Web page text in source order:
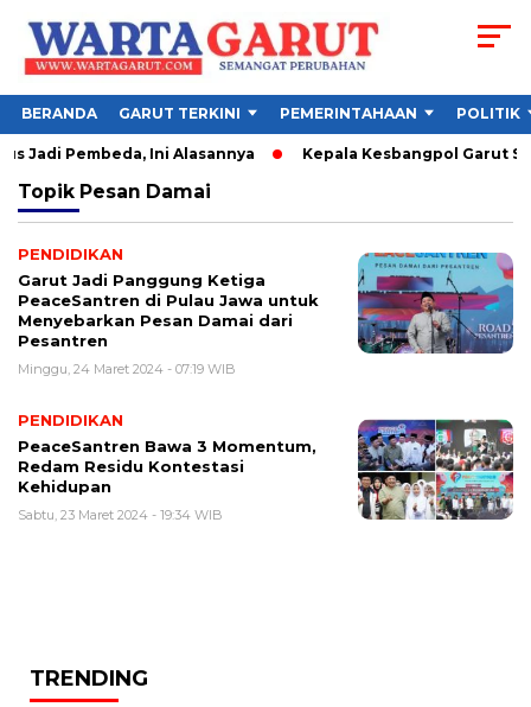
BERANDA GARUT TERKINI PEMERINTAHAAN POLITIK
Jadi Pembeda, Ini Alasannya Kepala Kesbangpol Garut
Topik Pesan Damai
PENDIDIKAN
Garut Jadi Panggung Ketiga
PeaceSantren di Pulau Jawa untuk
Menyebarkan Pesan Damai dari
Pesantren
Minggu, 24 Maret 2024 - 07:19 WIB
PENDIDIKAN
PeaceSantren Bawa 3 Momentum,
Redam Residu Kontestasi
Kehidupan
Sabtu, 23 Maret 2024 - 19:34 WIB
TRENDING